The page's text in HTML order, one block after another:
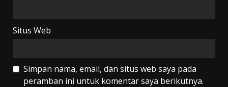
Situs Web
Simpan nama, email, dan situs web saya pada
peramban ini untuk komentar saya berikutnya.